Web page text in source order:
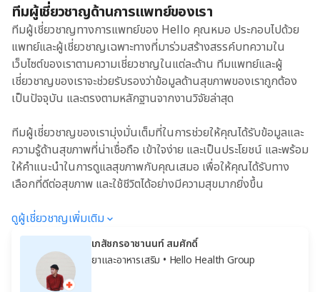
ทีมผู้เชี่ยวชาญด้านการแพทย์ของเรา
ทีมผู้เชี่ยวชาญทางการแพทย์ของ Hello คุณหมอ ประกอบไปด้วย
แพทย์และผู้เชี่ยวชาญเฉพาะทางที่มาร่วมสร้างสรรค์บทความใน
เว็บไซต์ของเราตามความเชี่ยวชาญในแต่ละด้าน ทีมแพทย์และผู้
เชี่ยวชาญของเราจะช่วยรับรองว่าข้อมูลด้านสุขภาพของเราถูกต้อง
เป็นปัจจุบัน และตรงตามหลักฐานจากงานวิจัยล่าสุด
ทีมผู้เชี่ยวชาญของเรามุ่งมั่นเต็มที่ในการช่วยให้คุณได้รับข้อมูลและ
ความรู้ด้านสุขภาพที่น่าเชื่อถือ เข้าใจง่าย และเป็นประโยชน์ และพร้อม
ให้คำแนะนำในการดูแลสุขภาพกับคุณเสมอ เพื่อให้คุณได้รับทาง
เลือกที่ดีต่อสุขภาพ และใช้ชีวิตได้อย่างมีความสุขมากยิ่งขึ้น
ดูผู้เชี่ยวชาญเพิ่มเติม
เภสัชกรอาชานนท์ สมศักดิ์
ยาและอาหารเสริม • Hello Health Group